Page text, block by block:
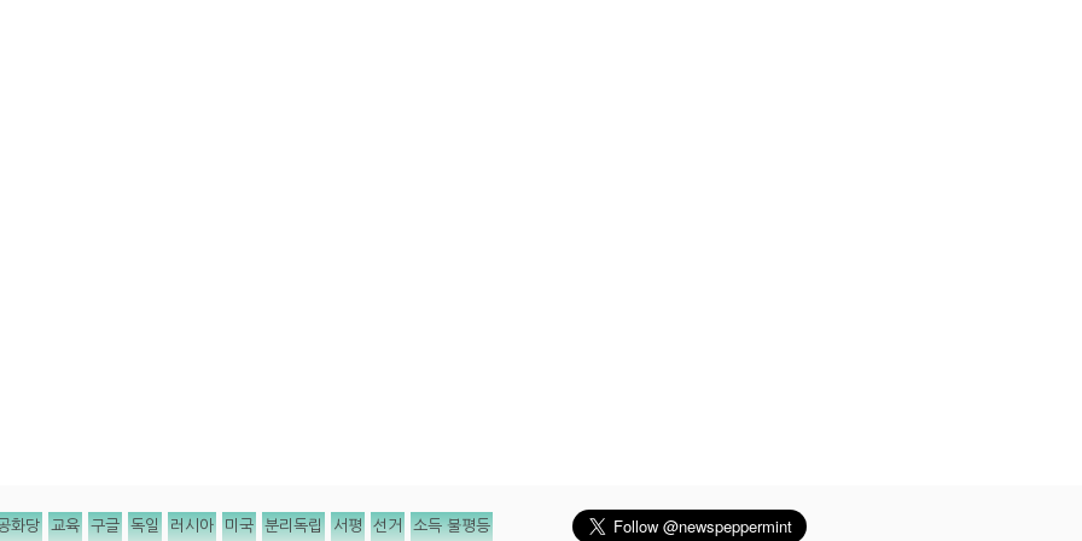
화당 교육 구글 독일 러시아 미국 분리독립 서평 선거 소득 불평등